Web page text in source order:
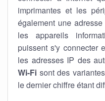
imprimantes et les
également une
les appareils
puissent s'y connecter
les adresses IP des
Wi-Fi sont des
le dernier chiffre étant